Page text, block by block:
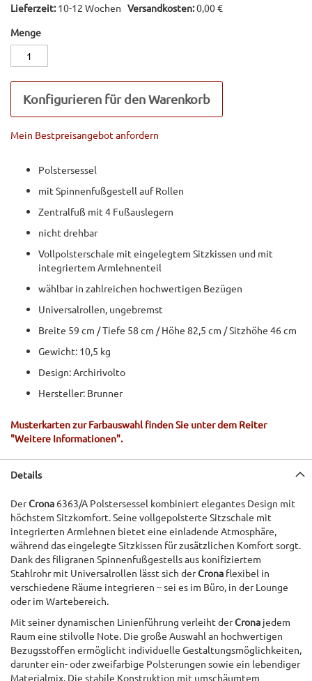
Lieferzeit:10-12 Wochen Versandkosten:0,00 €
Menge
Konfigurieren für den Warenkorb
Mein Bestpreisangebot anfordern
Polstersessel
mit Spinnenfußgestell auf Rollen
Zentralfuß mit 4 Fußauslegern
nicht drehbar
Vollpolsterschale mit eingelegtem Sitzkissen und mit
integriertem Armlehnenteil
wählbar in zahlreichen hochwertigen Bezügen
Universalrollen, ungebremst
Breite 59 cm / Tiefe 58 cm / Höhe 82,5 cm / Sitzhöhe 46 cm
Gewicht: 10,5 kg
Design: Archirivolto
Hersteller: Brunner
Musterkarten zur Farbauswahl finden Sie unter dem Reiter
"Weitere Informationen".
Details
DerCrona 6363/A Polstersessel kombiniert elegantes Design mit
höchstem Sitzkomfort. Seine vollgepolsterte Sitzschale mit
integrierten Armlehnen bietet eine einladende Atmosphäre,
während das eingelegte Sitzkissen für zusätzlichen Komfort sorgt.
Dank des filigranen Spinnenfußgestells aus konifiziertem
Stahlrohr mit Universalrollen lässt sich derCrona flexibel in
verschiedene Räume integrieren – sei es im Büro, in der Lounge
oder im Wartebereich.
Mit seiner dynamischen Linienführung verleiht derCrona jedem
Raum eine stilvolle Note. Die große Auswahl an hochwertigen
Bezugsstoffen ermöglicht individuelle Gestaltungsmöglichkeiten,
darunter ein- oder zweifarbige Polsterungen sowie ein lebendiger
Materialmix. Die stabile Konstruktion mit umschäumtem